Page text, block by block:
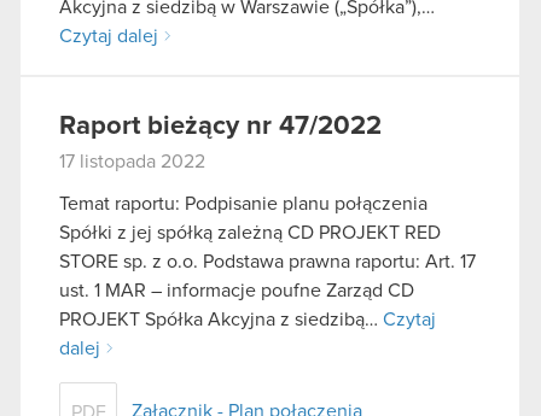
Akcyjna z siedzibą w Warszawie („Spółka”),…
Czytaj dalej
Raport bieżący nr 47/2022
17 listopada 2022
Temat raportu: Podpisanie planu połączenia
Spółki z jej spółką zależną CD PROJEKT RED
STORE sp. z o.o. Podstawa prawna raportu: Art. 17
ust. 1 MAR – informacje poufne Zarząd CD
PROJEKT Spółka Akcyjna z siedzibą… Czytaj
dalej
Załącznik - Plan połączenia